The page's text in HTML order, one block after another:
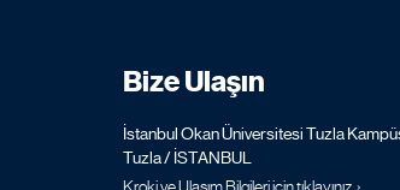
Bize Ulaşın
İstanbul Okan Üniversitesi Tuzla
Tuzla / İSTANBUL